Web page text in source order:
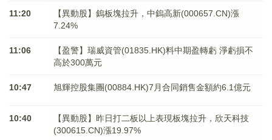
11:20
【異動股】鎢板塊拉升，中鎢高新(000657.CN)漲
7.24%
11:06
【盈警】瑞威資管(01835.HK)料中期盈轉虧 淨虧損不
高於300萬元
10:47 旭輝控股集團(00884.HK)7月合同銷售金額約6.1億元
10:40
【異動股】昨日打二板以上表現板塊拉升，欣天科技
(300615.CN)漲19.97%